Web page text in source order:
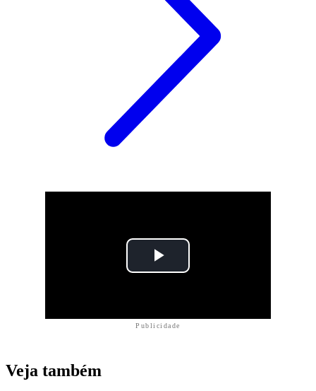
Publicidade
Veja também